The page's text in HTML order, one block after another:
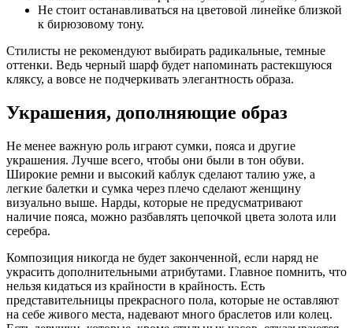
Не стоит останавливаться на цветовой линейке близкой
к бирюзовому тону.
Стилисты не рекомендуют выбирать радикальные, темные
оттенки. Ведь черный шарф будет напоминать растекшуюся
кляксу, а вовсе не подчеркивать элегантность образа.
Украшения, дополняющие образ
Не менее важную роль играют сумки, пояса и другие
украшения. Лучше всего, чтобы они были в тон обуви.
Широкие ремни и высокий каблук сделают талию уже, а
легкие балетки и сумка через плечо сделают женщину
визуально выше. Нарды, которые не предусматривают
наличие пояса, можно разбавлять цепочкой цвета золота или
серебра.
Композиция никогда не будет законченной, если наряд не
украсить дополнительными атрибутами. Главное помнить, что
нельзя кидаться из крайности в крайность. Есть
представительницы прекрасного пола, которые не оставляют
на себе живого места, надевают много браслетов или колец.